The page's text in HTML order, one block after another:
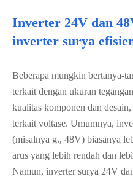
Inverter 24V dan
inverter surya
Beberapa mungkin bertanya-
terkait dengan ukuran
kualitas komponen dan
terkait voltase. Umumnya,
(misalnya g., 48V) biasanya
arus yang lebih rendah dan
Namun, inverter surya 24V